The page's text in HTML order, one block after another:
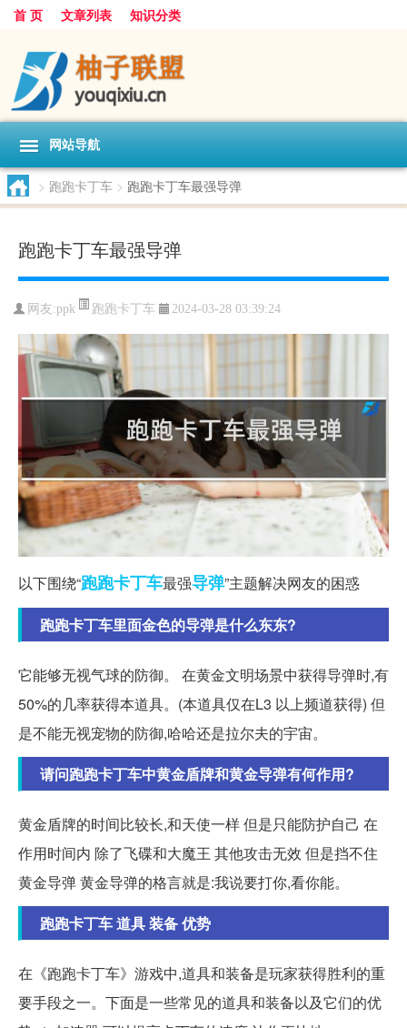
首 页 文章列表 知识分类
网站导航
> 跑跑卡丁车 > 跑跑卡丁车最强导弹
跑跑卡丁车最强导弹
网友:ppk 跑跑卡丁车 2024-03-28 03:39:24
以下围绕“跑跑卡丁车最强导弹”主题解决网友的困惑
跑跑卡丁车里面金色的导弹是什么东东?
它能够无视气球的防御。 在黄金文明场景中获得导弹时,有
50%的几率获得本道具。(本道具仅在L3 以上频道获得) 但
是不能无视宠物的防御,哈哈还是拉尔夫的宇宙。
请问跑跑卡丁车中黄金盾牌和黄金导弹有何作用?
黄金盾牌的时间比较长,和天使一样 但是只能防护自己 在
作用时间内 除了飞碟和大魔王 其他攻击无效 但是挡不住
黄金导弹 黄金导弹的格言就是:我说要打你,看你能。
跑跑卡丁车 道具 装备 优势
在《跑跑卡丁车》游戏中,道具和装备是玩家获得胜利的重
要手段之一。下面是一些常见的道具和装备以及它们的优